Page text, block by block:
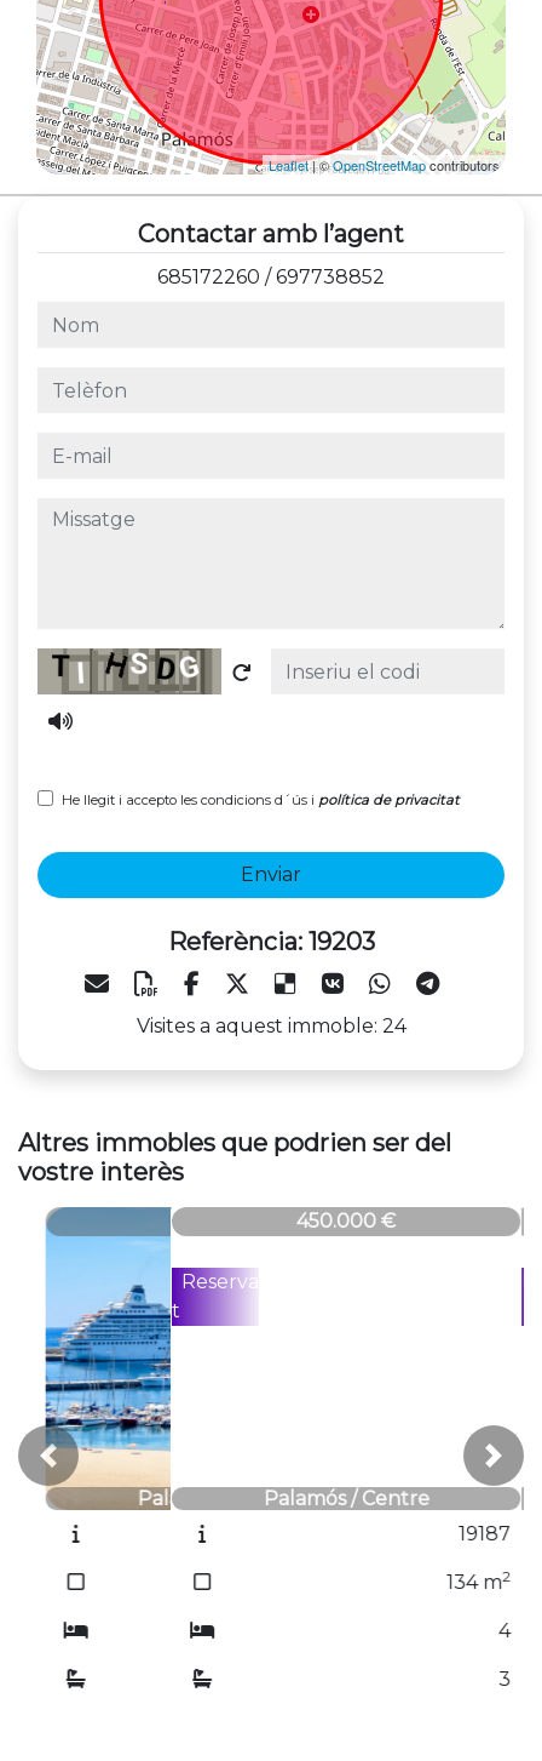
Leaflet| ©OpenStreetMapcontributors
Contactar amb l’agent
685172260 /697738852
nom
telèfon
e-mail
missatge
Captcha
He llegit i accepto les condicions d´ús i política de privacitat
Enviar
Referència: 19203
Visites a aquest immoble: 24
Altres immobles que podrien ser del
vostre interès
450.000 €
Palamós / Centre
Reserva
t
Previous Next